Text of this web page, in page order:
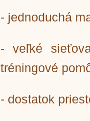
- jednoduchá
- veľké
tréningové
- dostatok